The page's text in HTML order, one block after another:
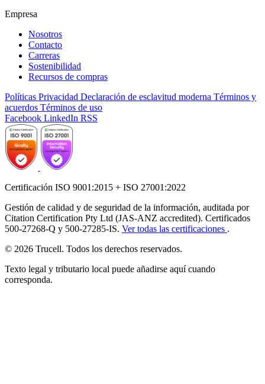
Empresa
Nosotros
Contacto
Carreras
Sostenibilidad
Recursos de compras
Políticas Privacidad Declaración de esclavitud moderna Términos y
acuerdos Términos de uso
Facebook LinkedIn RSS
Certificación ISO 9001:2015 + ISO 27001:2022
Gestión de calidad y de seguridad de la información, auditada por
Citation Certification Pty Ltd (JAS-ANZ accredited). Certificados
500-27268-Q y 500-27285-IS. Ver todas las certificaciones .
© 2026 Trucell. Todos los derechos reservados.
Texto legal y tributario local puede añadirse aquí cuando
corresponda.